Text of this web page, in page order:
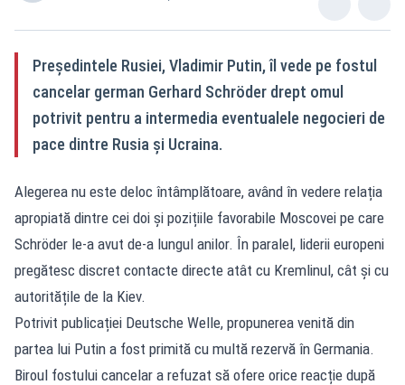
Președintele Rusiei, Vladimir Putin, îl vede pe fostul
cancelar german Gerhard Schröder drept omul
potrivit pentru a intermedia eventualele negocieri de
pace dintre Rusia și Ucraina.
Alegerea nu este deloc întâmplătoare, având în vedere relația
apropiată dintre cei doi și pozițiile favorabile Moscovei pe care
Schröder le-a avut de-a lungul anilor. În paralel, liderii europeni
pregătesc discret contacte directe atât cu Kremlinul, cât și cu
autoritățile de la Kiev.
Potrivit publicației Deutsche Welle, propunerea venită din
partea lui Putin a fost primită cu multă rezervă în Germania.
Biroul fostului cancelar a refuzat să ofere orice reacție după